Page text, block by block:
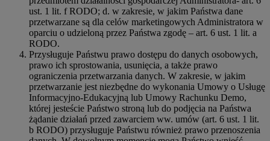
ust. 1 lit. f RODO; d. w zakresie, w jakim Państwa dane
przetwarzane są dla celów marketingowych Administratora w
oparciu o udzieloną przez Państwa zgodę – art. 6 ust. 1 lit. a
RODO.
Przysługuje Państwu prawo dostępu do danych osobowych,
prawo ich sprostowania, usunięcia, a także prawo
ograniczenia przetwarzania danych. W zakresie, w jakim
przetwarzanie jest niezbędne do wykonania Umowy o Usługę
Informacyjno-Edukacyjną lub Umowy Rachunku Demo,
której jesteście Państwo stroną lub do podjęcia na Państwa
żądanie działań przed zawarciem ww. umów (art. 6 ust. 1 lit.
b RODO) przysługuje Państwu również prawo przenoszenia